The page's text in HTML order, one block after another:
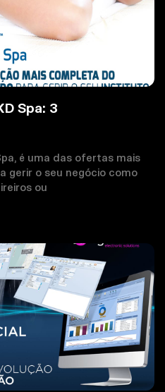
Spa: 3
é uma das ofertas mais
gerir o seu negócio como
ou